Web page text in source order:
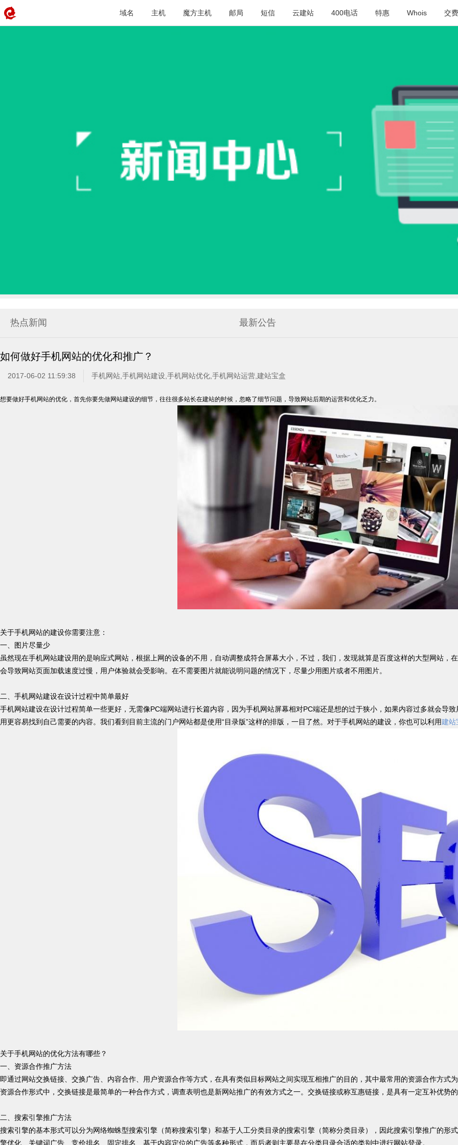
域名 主机 魔方主机 邮局 短信 云建站 400电话 特惠 Whois 交费
热点新闻 最新公告
如何做好手机网站的优化和推广？
2017-06-02 11:59:38 手机网站,手机网站建设,手机网站优化,手机网站运营,建站宝盒
想要做好手机网站的优化，首先你要先做网站建设的细节，往往很多站长在建站的时候，忽略了细节问题，导致网站后期的运营和优化乏力。
关于手机网站的建设你需要注意：
一、图片尽量少
虽然现在手机网站建设用的是响应式网站，根据上网的设备的不用，自动调整成符合屏幕大小，不过，我们，发现就算是百度这样的大型网站
会导致网站页面加载速度过慢，用户体验就会受影响。在不需要图片就能说明问题的情况下，尽量少用图片或者不用图片。
二、手机网站建设在设计过程中简单最好
手机网站建设在设计过程简单一些更好，无需像PC端网站进行长篇内容，因为手机网站屏幕相对PC端还是想的过于狭小，如果内容过多就会导
用更容易找到自己需要的内容。我们看到目前主流的门户网站都是使用“目录版”这样的排版，一目了然。对于手机网站的建设，你也可以利用建站
关于手机网站的优化方法有哪些？
一、资源合作推广方法
即通过网站交换链接、交换广告、内容合作、用户资源合作等方式，在具有类似目标网站之间实现互相推广的目的，其中最常用的资源合作方
资源合作形式中，交换链接是最简单的一种合作方式，调查表明也是新网站推广的有效方式之一。交换链接或称互惠链接，是具有一定互补优势
二、搜索引擎推广方法
搜索引擎的基本形式可以分为网络蜘蛛型搜索引擎（简称搜索引擎）和基于人工分类目录的搜索引擎（简称分类目录），因此搜索引擎推广的形
擎优化、关键词广告、竞价排名、固定排名、基于内容定位的广告等多种形式，而后者则主要是在分类目录合适的类别中进行网站登录。